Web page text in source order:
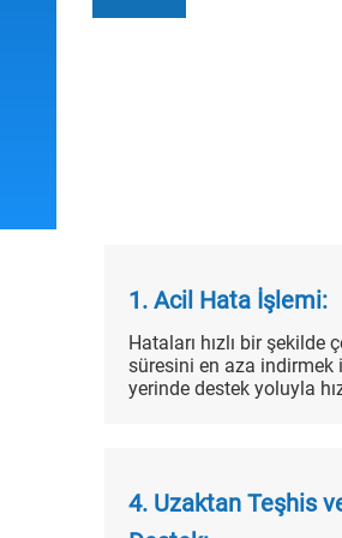
1. Acil Hata İşlemi:
Hataları hızlı bir şekilde
süresini en aza indirmek
yerinde destek yoluyla
4. Uzaktan Teşhis